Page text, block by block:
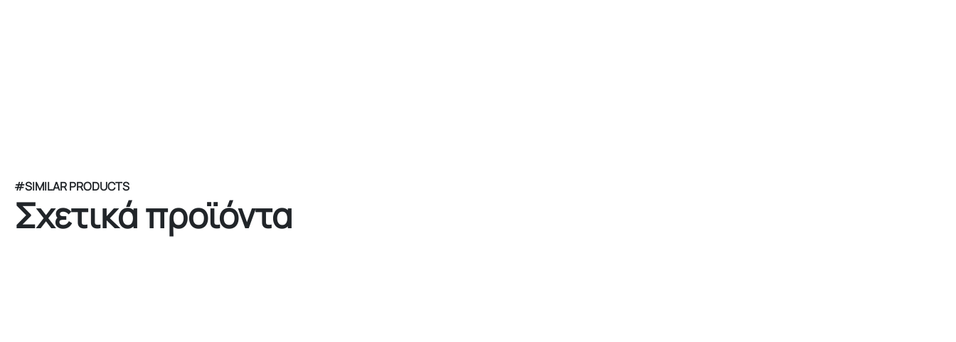
#SIMILAR PRODUCTS
Σχετικά προϊόντα